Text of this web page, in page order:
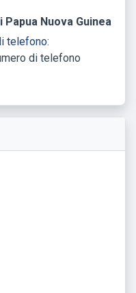
Nuova Guinea
telefono:
di telefono